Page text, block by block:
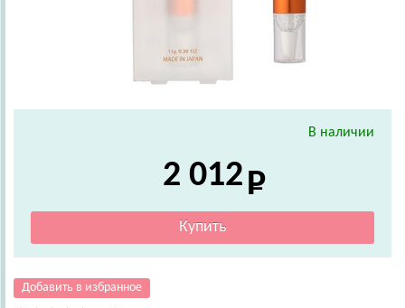
В наличии
2 012
Добавить в избранное